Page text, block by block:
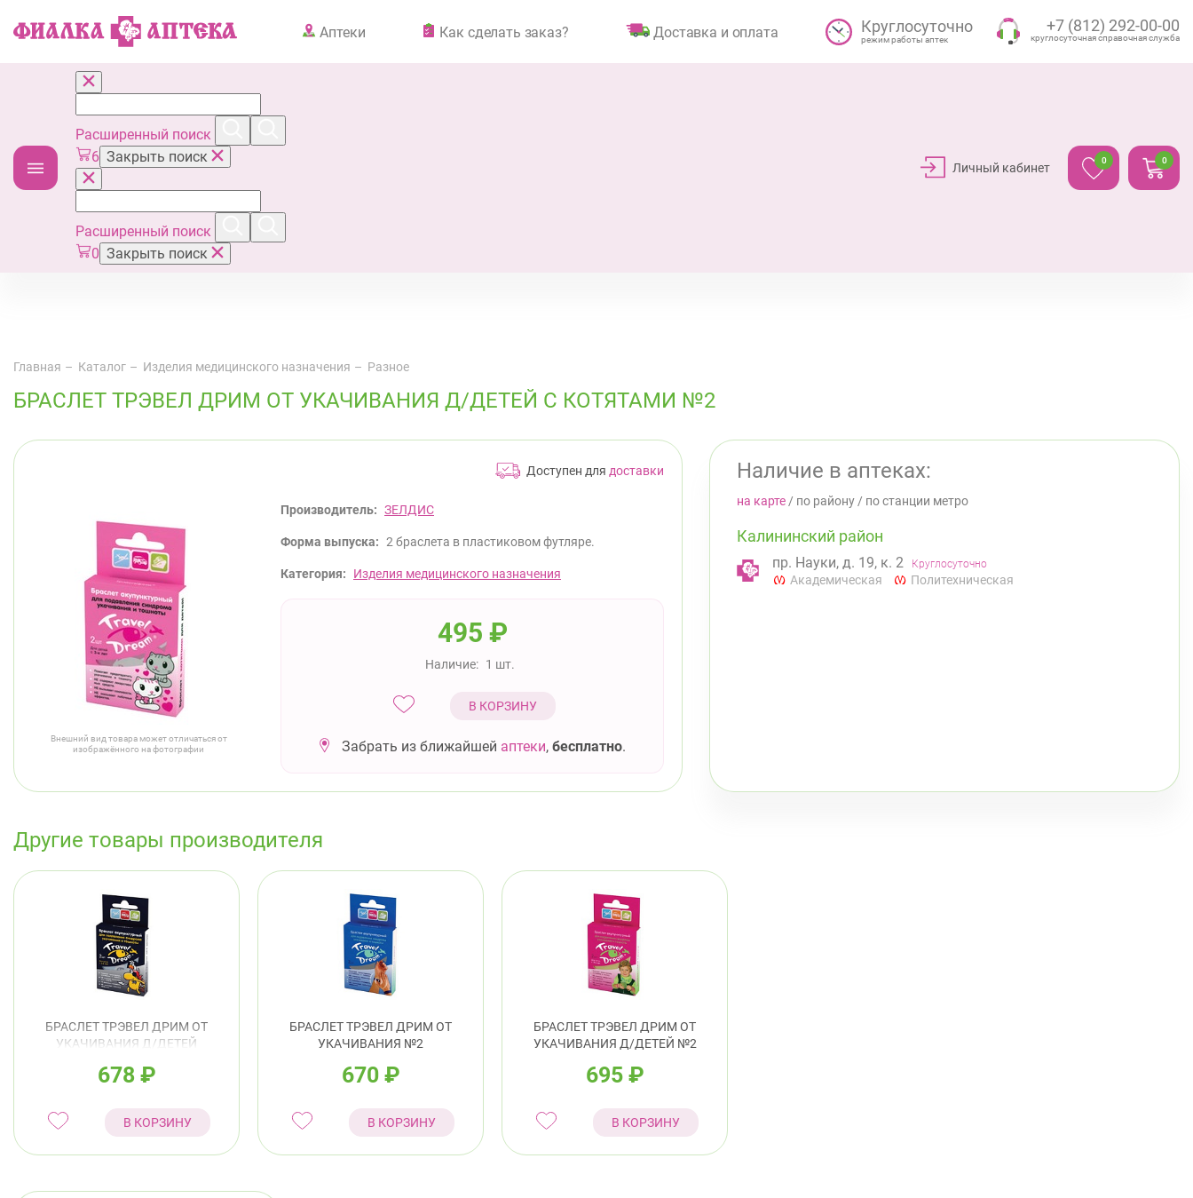
Аптеки Как сделать заказ? Доставка и оплата Круглосуточно
режим работы аптек
+7 (812) 292-00-00
круглосуточная справочная служба
Расширенный поиск
6 Закрыть поиск
Расширенный поиск
0 Закрыть поиск
Личный кабинет
0 0
Главная Каталог Изделия медицинского назначения Разное
БРАСЛЕТ ТРЭВЕЛ ДРИМ ОТ УКАЧИВАНИЯ Д/ДЕТЕЙ С КОТЯТАМИ №2
Доступен для доставки
Внешний вид товара может отличаться от
изображённого на фотографии
Производитель: ЗЕЛДИС
Форма выпуска: 2 браслета в пластиковом футляре.
Категория: Изделия медицинского назначения
495 ₽
Наличие: 1 шт.
В КОРЗИНУ
Забрать из ближайшей аптеки, бесплатно.
Наличие в аптеках:
на карте / по району / по станции метро
Калининский район
пр. Науки, д. 19, к. 2 Круглосуточно
Академическая Политехническая
Другие товары производителя
БРАСЛЕТ ТРЭВЕЛ ДРИМ ОТ
УКАЧИВАНИЯ Д/ДЕТЕЙ
678 ₽
В КОРЗИНУ
БРАСЛЕТ ТРЭВЕЛ ДРИМ ОТ
УКАЧИВАНИЯ №2
670 ₽
В КОРЗИНУ
БРАСЛЕТ ТРЭВЕЛ ДРИМ ОТ
УКАЧИВАНИЯ Д/ДЕТЕЙ №2
695 ₽
В КОРЗИНУ